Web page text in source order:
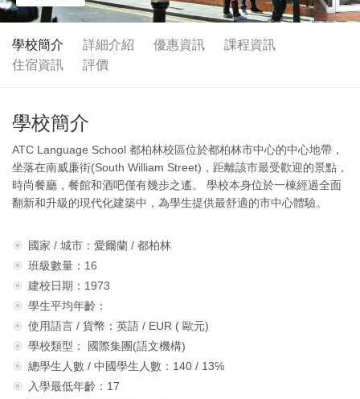
學校簡介 詳細介紹 優惠資訊
課程資訊
住宿資訊
評價
學校簡介
ATC Language School 都柏林校區位於都柏林市中心的中心地帶，
坐落在南威廉街(South William Street)，距離該市最受歡迎的景點，
時尚餐廳，餐館和酒吧僅有幾步之遙。 學校本身位於一棟經過全面
翻新和升級的現代化建築中，為學生提供最舒適的市中心體驗。
國家 / 城市：愛爾蘭 / 都柏林
班級數量：16
建校日期：1973
學生平均年齡：
使用語言 / 貨幣：英語 / EUR ( 歐元)
學校類型： 國際集團(語文機構)
總學生人數 / 中國學生人數：140 / 13℅
入學最低年齡：17